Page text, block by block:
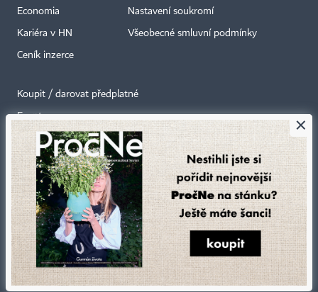
Economia
Kariéra v HN
Ceník inzerce
Nastavení soukromí
Všeobecné smluvní podmínky
Koupit / darovat předplatné
Eventy
Newslettery
RSS kanály
Autorská práva vykonává vydavatel. Bez písemného svolení vydavatele je
zakázáno jakékoli užití částí nebo celku díla, zejména rozmnožování a šíření
jakýmkoli způsobem, mechanickým nebo elektronickým, v českém nebo
jiném jazyce. Bez souhlasu vydavatele je zakázáno též rozmnožování
obsahu pro účely automatizované analýzy textů nebo dat
podle ustanovení § 39c autorského zákona.
×